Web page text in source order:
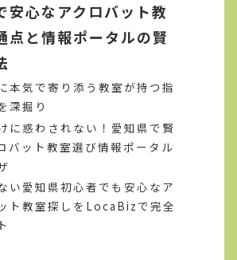
安心なアクロバット教
点と情報ポータルの賢
本気で寄り添う教室が持つ指
深掘り
に惑わされない！愛知県で賢
バット教室選び情報ポータル
い愛知県初心者でも安心なア
ト教室探しをLocaBizで完全